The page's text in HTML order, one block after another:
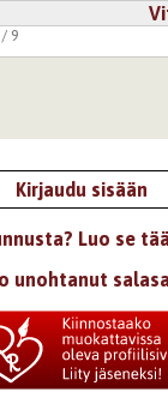
9
Kirjaudu sisään
Luo se
unohtanut